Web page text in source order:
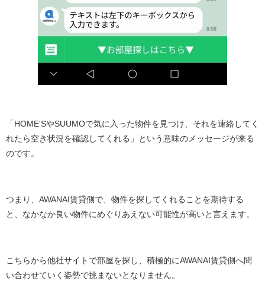
「HOME'SやSUUMOで気に入った物件を見つけ、それを連絡してく
れたら空き状況を確認してくれる」という意味のメッセージが来る
のです。
つまり、AWANAI賃貸側で、物件を探してくれることを期待する
と、なかなか良い物件にめぐりあえない可能性が高いと言えます。
こちらから他社サイトで部屋を探し、積極的にAWANAI賃貸側へ問
い合わせていく姿勢で挑まないとなりません。